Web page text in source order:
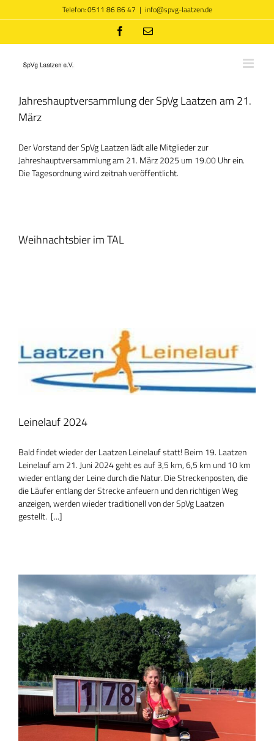
Inhalt
Telefon: 0511 86 86 47 | info@spvg-laatzen.de
Facebook
E-
Jahreshauptversammlung der SpVg Laatzen am 21.
März
Der Vorstand der SpVg Laatzen lädt alle Mitglieder zur
Jahreshauptversammlung am 21. März 2025 um 19.00 Uhr ein.
Die Tagesordnung wird zeitnah veröffentlicht.
Weihnachtsbier im TAL
Leinelauf 2024
Bald findet wieder der Laatzen Leinelauf statt! Beim 19. Laatzen
Leinelauf am 21. Juni 2024 geht es auf 3,5 km, 6,5 km und 10 km
wieder entlang der Leine durch die Natur. Die Streckenposten, die
die Läufer entlang der Strecke anfeuern und den richtigen Weg
anzeigen, werden wieder traditionell von der SpVg Laatzen
gestellt. [...]